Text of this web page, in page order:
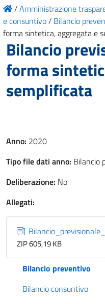
/Amministrazione
e consuntivo/ Bilancio
forma sintetica, aggregata e
Bilancio
forma
semplificata
Anno: 2020
Tipo file dati anno: Bilancio
Deliberazione: No
Allegati:
ZIP 605,19 KB
Bilancio preventivo
Bilancio consuntivo